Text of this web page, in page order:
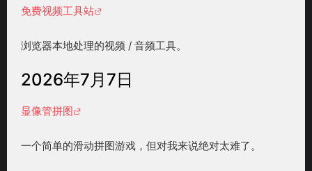
免费视频工具站
浏览器本地处理的视频 / 音频工具。
2026年7月7日
显像管拼图
一个简单的滑动拼图游戏，但对我来说绝对太难了。